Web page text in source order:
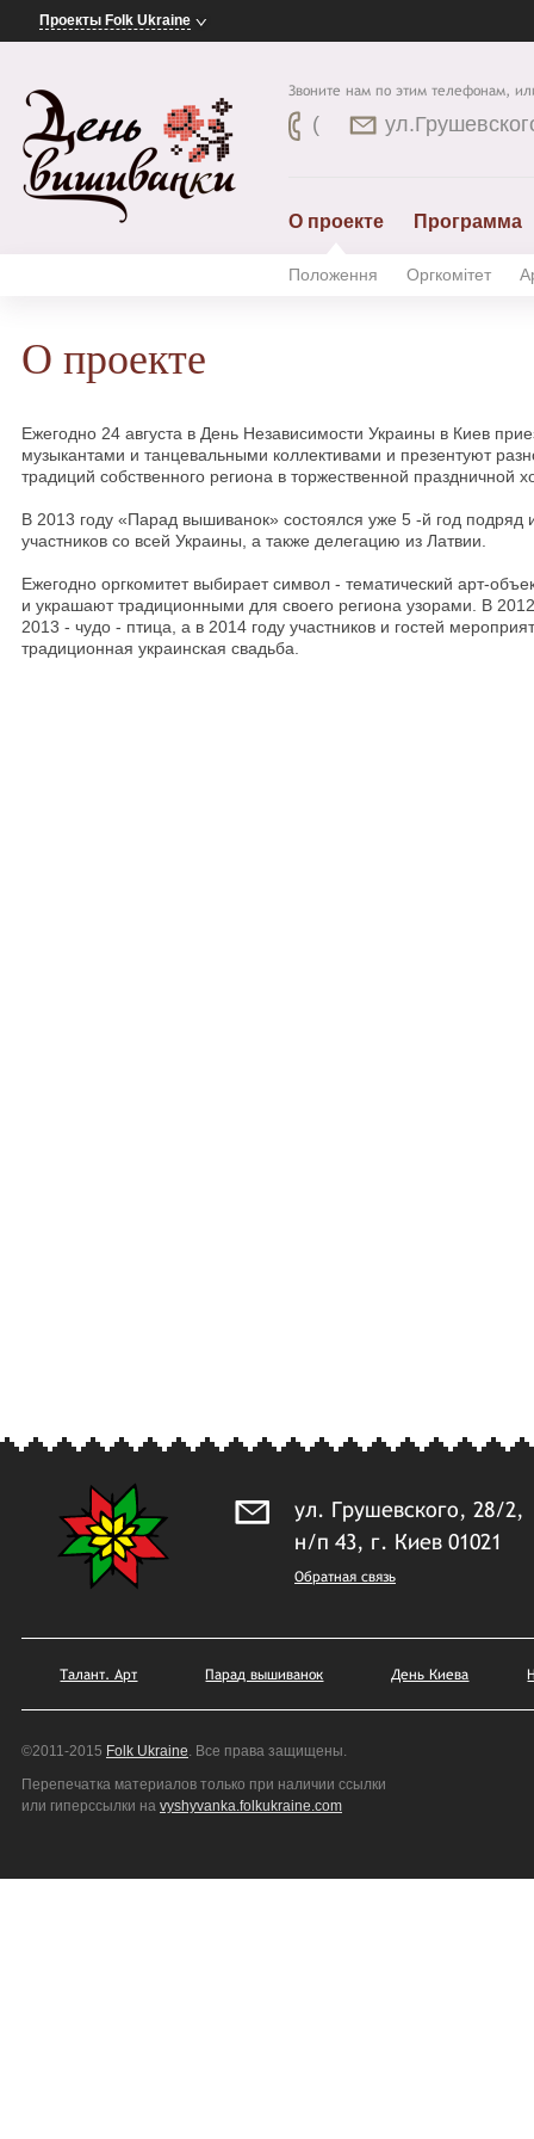
Проекты Folk Ukraine
Звоните нам по этим телефонам,
(
О проекте
Положення Оргкомітет
Программа
О проекте
Ежегодно 24 августа в День Независимости Украины в Киев
музыкантами и танцевальными коллективами и презентуют
традиций собственного региона в торжественной праздничной
В 2013 году «Парад вышиванок» состоялся уже 5 -й год
участников со всей Украины, а также делегацию из Латвии.
Ежегодно оргкомитет выбирает символ - тематический арт-
и украшают традиционными для своего региона узорами. В
2013 - чудо - птица, а в 2014 году участников и гостей
традиционная украинская свадьба.
ул. Грушевского, 28/2,
н/п 43, г. Киев 01021
Обратная связь
Талант. Арт Парад вышиванок День Киева
©2011-2015 Folk Ukraine. Все права защищены.
Перепечатка материалов только при наличии ссылки
или гиперссылки на vyshyvanka.folkukraine.com